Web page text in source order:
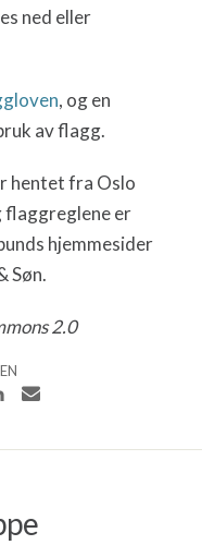
ned eller
, og en
av flagg.
hentet fra Oslo
er
hjemmesider
Søn.
2.0